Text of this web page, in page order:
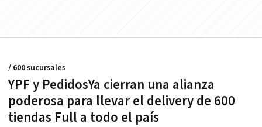
YPF y PedidosYa cierran una alianza
poderosa para llevar el delivery de 600
tiendas Full a todo el país
/ 600 sucursales